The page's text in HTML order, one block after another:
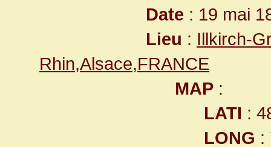
Date : 19 mai
Lieu : Illkirch-
Rhin,Alsace,FRANCE
MAP :
LATI :
LONG :